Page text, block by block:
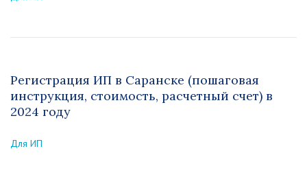
Регистрация ИП в Саранске (пошаговая
инструкция, стоимость, расчетный счет) в
2024 году
Для ИП